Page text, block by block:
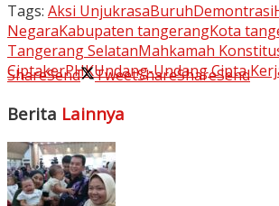
Tags: Aksi UnjukrasaBuruhDemontrasi
NegaraKabupaten tangerangKota
Tangerang SelatanMahkamah
CiptakerPHKUndang-Undang Cipta
ShareSend TweetShareShareSend
Berita Lainnya